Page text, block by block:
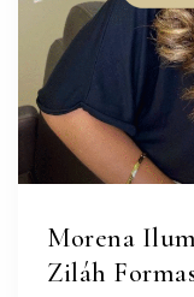
Morena
Ziláh